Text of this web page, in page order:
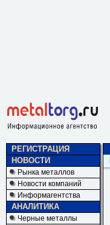
РЕГИСТРАЦИЯ
НОВОСТИ
Рынка металлов
Новости компаний
Информагентства
АНАЛИТИКА
Черные металлы